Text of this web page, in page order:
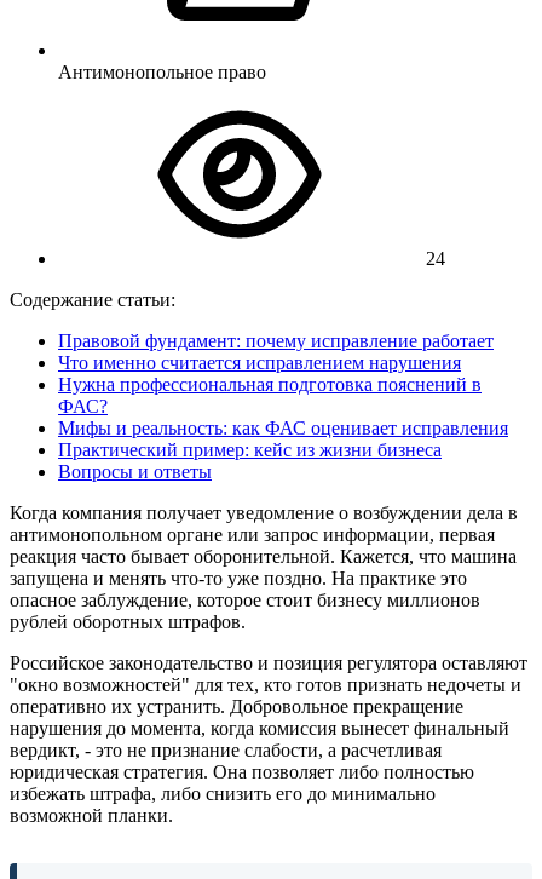
Антимонопольное право
24
Содержание статьи:
Правовой фундамент: почему исправление работает
Что именно считается исправлением нарушения
Нужна профессиональная подготовка пояснений в
ФАС?
Мифы и реальность: как ФАС оценивает исправления
Практический пример: кейс из жизни бизнеса
Вопросы и ответы
Когда компания получает уведомление о возбуждении дела в
антимонопольном органе или запрос информации, первая
реакция часто бывает оборонительной. Кажется, что машина
запущена и менять что-то уже поздно. На практике это
опасное заблуждение, которое стоит бизнесу миллионов
рублей оборотных штрафов.
Российское законодательство и позиция регулятора оставляют
"окно возможностей" для тех, кто готов признать недочеты и
оперативно их устранить. Добровольное прекращение
нарушения до момента, когда комиссия вынесет финальный
вердикт, - это не признание слабости, а расчетливая
юридическая стратегия. Она позволяет либо полностью
избежать штрафа, либо снизить его до минимально
возможной планки.